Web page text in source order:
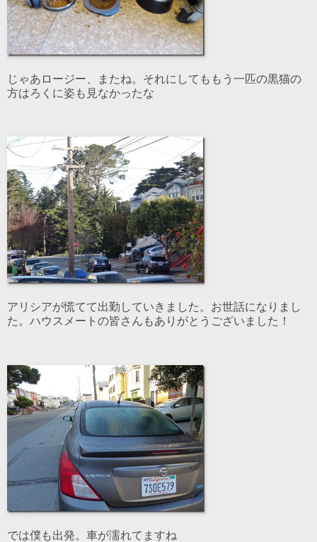
じゃあロージー、またね。それにしてももう一匹の黒猫の
方はろくに姿も見なかったな
アリシアが慌てて出勤していきました。お世話になりまし
た。ハウスメートの皆さんもありがとうございました！
では僕も出発。車が濡れてますね